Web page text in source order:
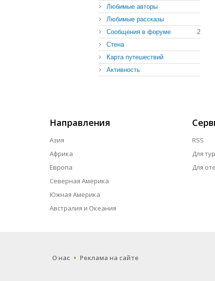
Любимые авторы
Любимые рассказы
Сообщения в форуме
2
Стена
Карта путешествий
Активность
Направления
Азия
Африка
Европа
Северная Америка
Южная Америка
Австралия и Океания
RSS
Для
Для
О нас . Реклама на сайте